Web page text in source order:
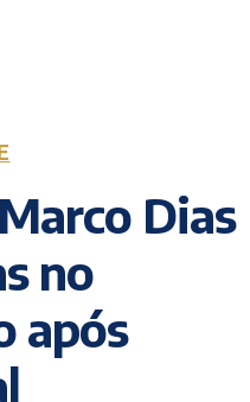
Dias
no
após